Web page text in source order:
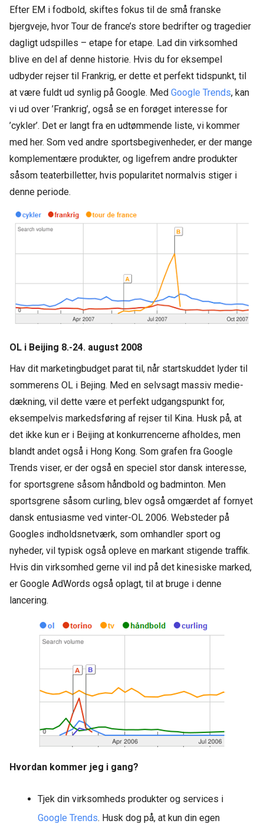
Efter EM i fodbold, skiftes fokus til de små franske
bjergveje, hvor Tour de france’s store bedrifter og tragedier
dagligt udspilles – etape for etape. Lad din virksomhed
blive en del af denne historie. Hvis du for eksempel
udbyder rejser til Frankrig, er dette et perfekt tidspunkt, til
at være fuldt ud synlig på Google. Med Google Trends, kan
vi ud over ’Frankrig’, også se en forøget interesse for
’cykler’. Det er langt fra en udtømmende liste, vi kommer
med her. Som ved andre sportsbegivenheder, er der mange
komplementære produkter, og ligefrem andre produkter
såsom teaterbilletter, hvis popularitet normalvis stiger i
denne periode.
OL i Beijing 8.-24. august 2008
Hav dit marketingbudget parat til, når startskuddet lyder til
sommerens OL i Bejing. Med en selvsagt massiv medie-
dækning, vil dette være et perfekt udgangspunkt for,
eksempelvis markedsføring af rejser til Kina. Husk på, at
det ikke kun er i Beijing at konkurrencerne afholdes, men
blandt andet også i Hong Kong. Som grafen fra Google
Trends viser, er der også en speciel stor dansk interesse,
for sportsgrene såsom håndbold og badminton. Men
sportsgrene såsom curling, blev også omgærdet af fornyet
dansk entusiasme ved vinter-OL 2006. Websteder på
Googles indholdsnetværk, som omhandler sport og
nyheder, vil typisk også opleve en markant stigende traffik.
Hvis din virksomhed gerne vil ind på det kinesiske marked,
er Google AdWords også oplagt, til at bruge i denne
lancering.
Hvordan kommer jeg i gang?
Tjek din virksomheds produkter og services i
Google Trends. Husk dog på, at kun din egen